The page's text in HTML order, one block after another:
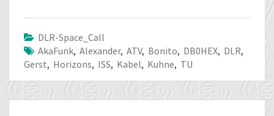
DLR-Space_Call
AkaFunk, Alexander, ATV, Bonito, DB0HEX, DLR,
Gerst, Horizons, ISS, Kabel, Kuhne, TU